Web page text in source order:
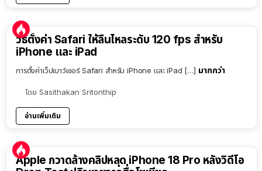
วิธีตั้งค่า Safari ให้ลื่นไหลระดับ 120 fps สำหรับ
iPhone และ iPad
การตั้งค่าเว็ปเบาว์เซอร์ Safari สำหรับ iPhone และ iPad […] มากกว่า
โดย Sasithakan Sritonthip
อ่านเพิ่มเติม
Apple กวาดล้างคลิปหลุด iPhone 18 Pro หลังวิดีโอ